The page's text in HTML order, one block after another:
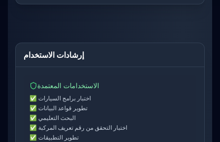
إرشادات الاستخدام
الاستخدامات المعتمدة
✅ اختبار برامج السيارات
✅ تطوير قواعد البيانات
✅ البحث التعليمي
✅ اختبار التحقق من رقم تعريف المركبة
✅ تطوير التطبيقات